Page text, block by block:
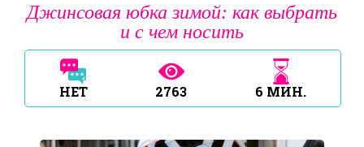
Джинсовая юбка зимой: как выбрать
и с чем носить
НЕТ 2763 6 МИН.